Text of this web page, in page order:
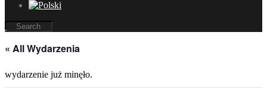
« All Wydarzenia
wydarzenie już minęło.